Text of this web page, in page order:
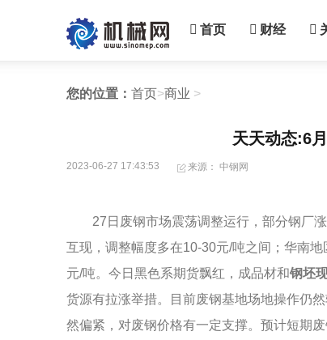
首页 财经
您的位置： 首页>商业 >
天天动态:6
2023-06-27 17:43:53 来源： 中钢网
27日废钢市场震荡调整运行，部分钢厂
互现，调整幅度多在10-30元/吨之间；华南
元/吨。今日黑色系期货飘红，成品材和钢坯
货源有拉涨举措。目前废钢基地场地操作仍
然偏紧，对废钢价格有一定支撑。预计短期